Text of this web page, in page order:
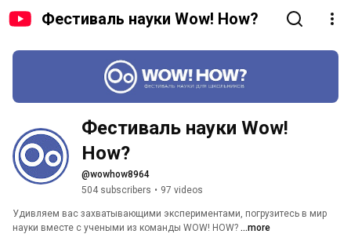
Фестиваль науки Wow! How?
Фестиваль науки Wow!
How?
@wowhow8964
504 subscribers • 97 videos
Удивляем вас захватывающими экспериментами, погрузитесь в мир
науки вместе с учеными из команды WOW! HOW? ...more